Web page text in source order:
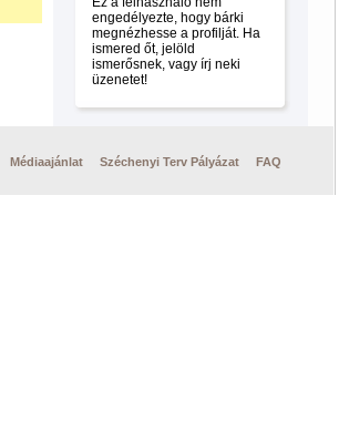
engedélyezte, hogy bárki
megnézhesse a profilját. Ha
ismered őt, jelöld
ismerősnek, vagy írj neki
üzenetet!
Médiaajánlat Széchenyi Terv Pályázat FAQ